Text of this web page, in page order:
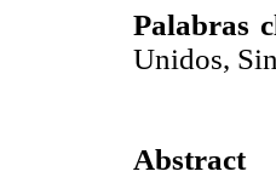
Palabras
Unidos,
Abstract